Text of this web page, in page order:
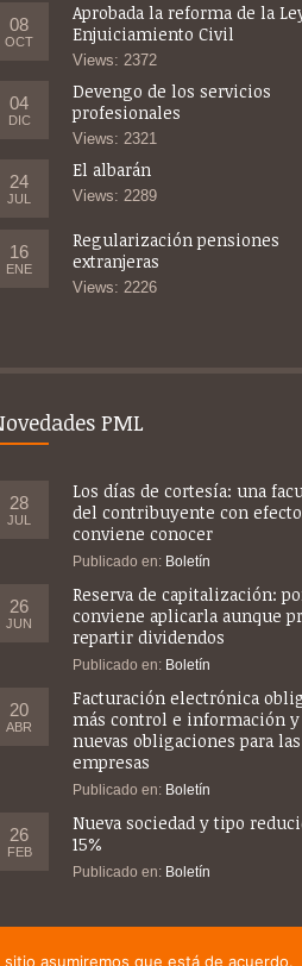
08
OCT
Aprobada la reforma de la
Enjuiciamiento Civil
Views: 2372
04
DIC
Devengo de los servicios
profesionales
Views: 2321
24
JUL
El albarán
Views: 2289
16
ENE
Regularización pensiones
extranjeras
Views: 2226
PML
28
JUL
Los días de cortesía: una
del contribuyente con
conviene conocer
Publicado en: Boletín
26
JUN
Reserva de capitalización:
conviene aplicarla aunque
repartir dividendos
Publicado en: Boletín
20
ABR
Facturación electrónica
más control e información y
nuevas obligaciones para las
empresas
Publicado en: Boletín
26
FEB
Nueva sociedad y tipo
15%
Publicado en: Boletín
asumiremos que está de acuerdo.